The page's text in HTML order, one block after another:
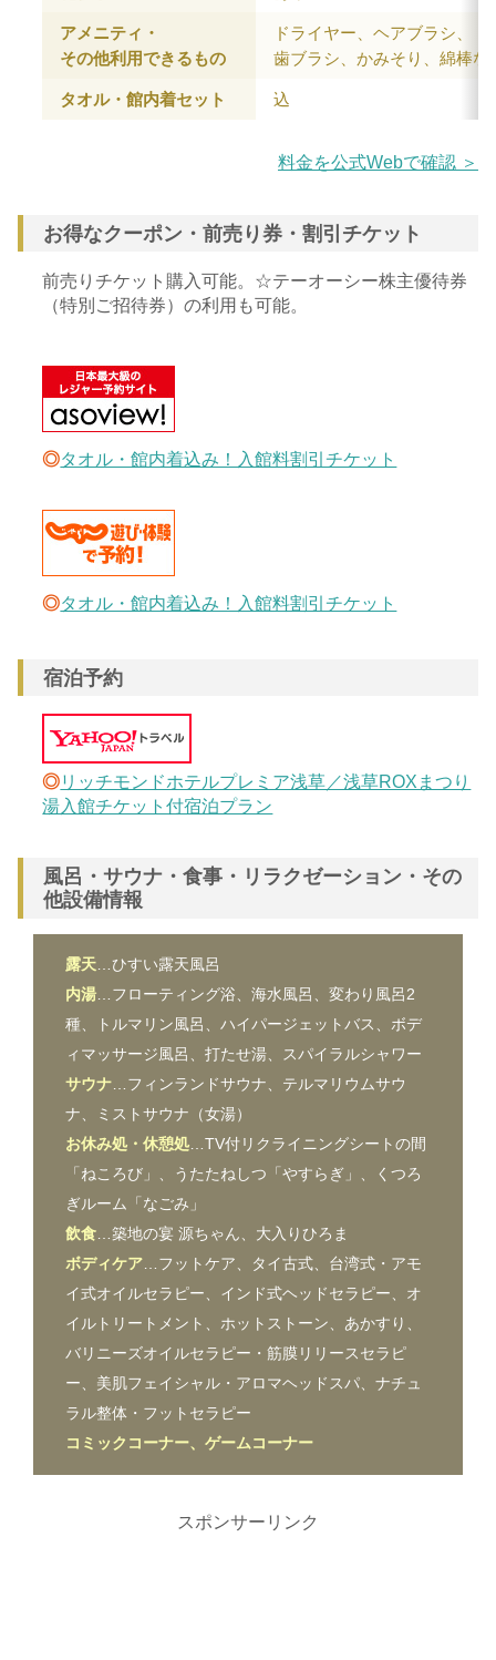
アメニティ・
その他利用できるもの
ドライヤー、ヘアブラシ、
歯ブラシ、かみそり、綿棒な
タオル・館内着セット 込
料金を公式Webで確認 ＞
お得なクーポン・前売り券・割引チケット
前売りチケット購入可能。☆テーオーシー株主優待券
（特別ご招待券）の利用も可能。
◎タオル・館内着込み！入館料割引チケット
◎タオル・館内着込み！入館料割引チケット
宿泊予約
◎リッチモンドホテルプレミア浅草／浅草ROXまつり
湯入館チケット付宿泊プラン
風呂・サウナ・食事・リラクゼーション・その
他設備情報
露天…ひすい露天風呂
内湯…フローティング浴、海水風呂、変わり風呂2
種、トルマリン風呂、ハイパージェットバス、ボデ
ィマッサージ風呂、打たせ湯、スパイラルシャワー
サウナ…フィンランドサウナ、テルマリウムサウ
ナ、ミストサウナ（女湯）
お休み処・休憩処…TV付リクライニングシートの間
「ねころび」、うたたねしつ「やすらぎ」、くつろ
ぎルーム「なごみ」
飲食…築地の宴 源ちゃん、大入りひろま
ボディケア…フットケア、タイ古式、台湾式・アモ
イ式オイルセラピー、インド式ヘッドセラピー、オ
イルトリートメント、ホットストーン、あかすり、
バリニーズオイルセラピー・筋膜リリースセラピ
ー、美肌フェイシャル・アロマヘッドスパ、ナチュ
ラル整体・フットセラピー
コミックコーナー、ゲームコーナー
スポンサーリンク